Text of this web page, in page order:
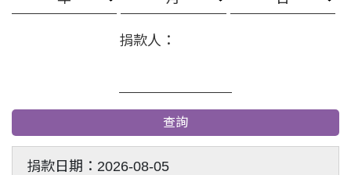
捐款人：
查詢
2026-08-05